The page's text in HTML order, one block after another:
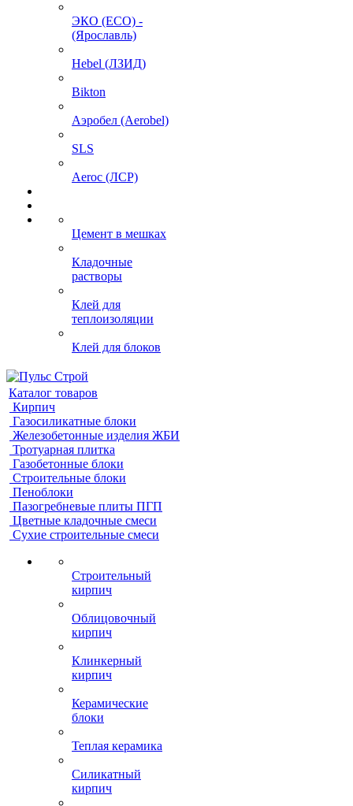
ЭКО (ECO) -
(Ярославль)
Hebel (ЛЗИД)
Bikton
Аэробел (Aerobel)
SLS
Aeroc (ЛСР)
Цемент в мешках
Кладочные
растворы
Клей для
теплоизоляции
Клей для блоков
Каталог товаров
Кирпич
Газосиликатные блоки
Железобетонные изделия ЖБИ
Тротуарная плитка
Газобетонные блоки
Строительные блоки
Пеноблоки
Пазогребневые плиты ПГП
Цветные кладочные смеси
Сухие строительные смеси
Строительный
кирпич
Облицовочный
кирпич
Клинкерный
кирпич
Керамические
блоки
Теплая керамика
Силикатный
кирпич